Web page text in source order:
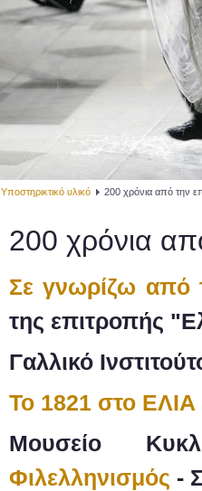
Υποστηρικτικό υλικό 200 χρόνια από την
200 χρόνια
Σε γνωρίζω από
της επιτροπής
Γαλλικό
Το 1821 στο ΕΛΙΑ
Μουσείο
Φιλελληνισμός -